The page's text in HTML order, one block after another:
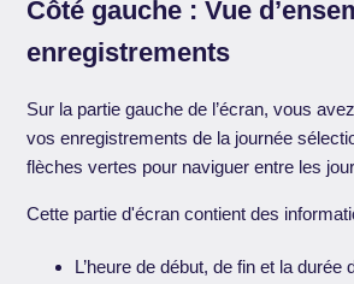
Côté gauche : Vue
enregistrements
Sur la partie gauche de l’écran, vous
vos enregistrements de la journée
flèches vertes pour naviguer entre les
Cette partie d'écran contient des
L’heure de début, de fin et la durée